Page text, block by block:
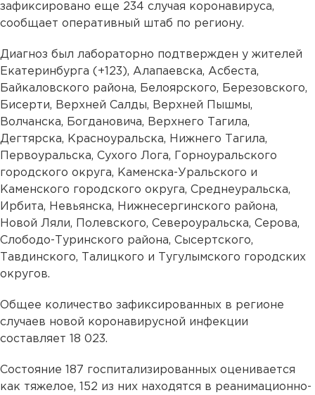
зафиксировано еще 234 случая коронавируса,
сообщает оперативный штаб по региону.
Диагноз был лабораторно подтвержден у жителей
Екатеринбурга (+123), Алапаевска, Асбеста,
Байкаловского района, Белоярского, Березовского,
Бисерти, Верхней Салды, Верхней Пышмы,
Волчанска, Богдановича, Верхнего Тагила,
Дегтярска, Красноуральска, Нижнего Тагила,
Первоуральска, Сухого Лога, Горноуральского
городского округа, Каменска-Уральского и
Каменского городского округа, Среднеуральска,
Ирбита, Невьянска, Нижнесергинского района,
Новой Ляли, Полевского, Североуральска, Серова,
Слободо-Туринского района, Сысертского,
Тавдинского, Талицкого и Тугулымского городских
округов.
Общее количество зафиксированных в регионе
случаев новой коронавирусной инфекции
составляет 18 023.
Состояние 187 госпитализированных оценивается
как тяжелое, 152 из них находятся в реанимационно-